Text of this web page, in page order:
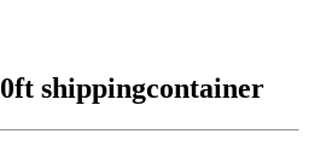
shippingcontainer